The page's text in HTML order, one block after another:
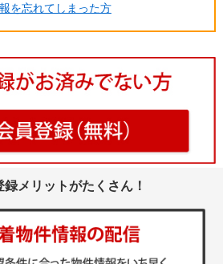
を忘れてしまった方
メリットがたくさん！